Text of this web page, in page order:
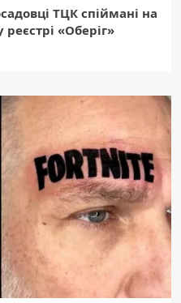
ТЦК спіймані на
реєстрі «Оберіг»